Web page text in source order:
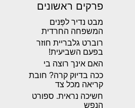
פרקים ראשונים
מבט נדיר לפְּנים
המשפחה החרדית
רוברט גלבריית חוזר
בפעם השביעית!
האם אינך רוצה בי
ככה בדיוק קרה? חובת
קריאה מכל צד
חשיכה נראית. ספורט
הנפש